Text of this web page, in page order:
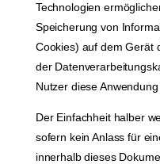
Technologien
Speicherung von
Cookies) auf dem Gerät
der
Nutzer diese
Der Einfachheit halber
sofern kein Anlass für
innerhalb dieses